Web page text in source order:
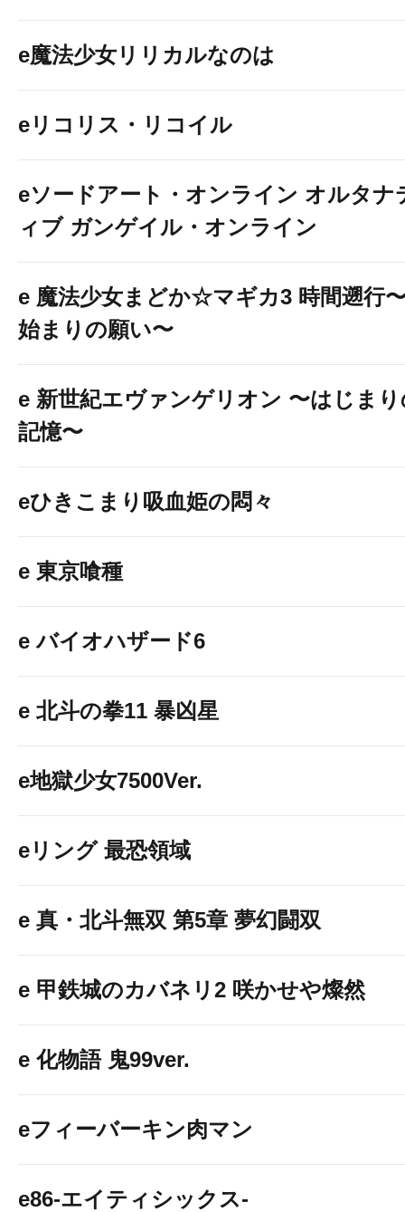
参加券の抽
★パチンコホー
e魔法少女リリカルなのは
eリコリス・リコイル
eソードアート・オンライン オルタナ
ィブ ガンゲイル・オンライン
e 魔法少女まどか☆マギカ3 時間遡行
始まりの願い〜
e 新世紀エヴァンゲリオン 〜はじま
記憶〜
eひきこまり吸血姫の悶々
e 東京喰種
e バイオハザード6
e 北斗の拳11 暴凶星
e地獄少女7500Ver.
eリング 最恐領域
e 真・北斗無双 第5章 夢幻闘双
e 甲鉄城のカバネリ2 咲かせや燦然
e 化物語 鬼99ver.
eフィーバーキン肉マン
e86-エイティシックス-